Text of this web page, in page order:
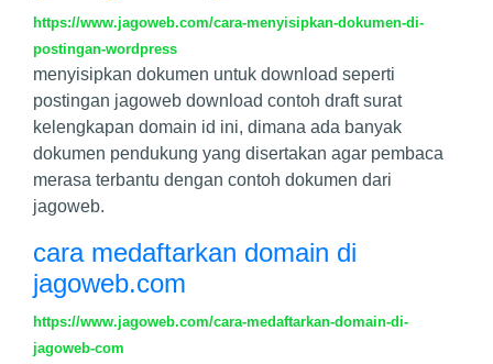
https://www.jagoweb.com/cara-menyisipkan-dokumen-di-
postingan-wordpress
menyisipkan dokumen untuk download seperti
postingan jagoweb download contoh draft surat
kelengkapan domain id ini, dimana ada banyak
dokumen pendukung yang disertakan agar pembaca
merasa terbantu dengan contoh dokumen dari
jagoweb.
cara medaftarkan domain di
jagoweb.com
https://www.jagoweb.com/cara-medaftarkan-domain-di-
jagoweb-com